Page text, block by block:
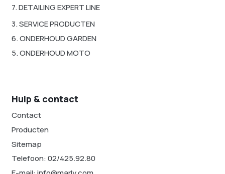
7. DETAILING EXPERT LINE
3. SERVICE PRODUCTEN
6. ONDERHOUD GARDEN
5. ONDERHOUD MOTO
Hulp & contact
Contact
Producten
Sitemap
Telefoon: 02/425.92.80